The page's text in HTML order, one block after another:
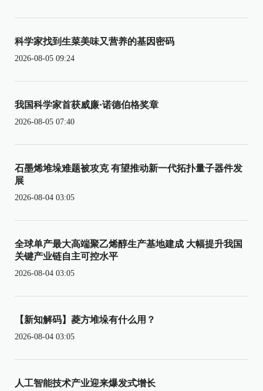
科学家找到生菜美味又营养的基因密码
2026-08-05 09:24
我国科学家首获威廉·诺德伯格奖章
2026-08-05 07:40
石墨烯堆垛难题被攻克 有望推动新一代拓扑量子器件发
展
2026-08-04 03:05
全球单产最大高端聚乙烯醇生产基地建成 大幅提升我国
关键产业链自主可控水平
2026-08-04 03:05
【新知解码】菱方堆垛有什么用？
2026-08-04 03:05
人工智能技术产业迎来爆发式增长